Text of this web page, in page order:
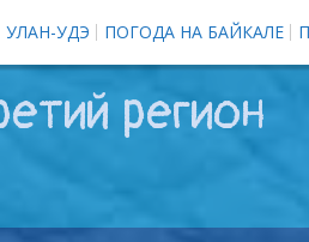
УЛАН-УДЭ ПОГОДА НА БАЙКАЛЕ
регион